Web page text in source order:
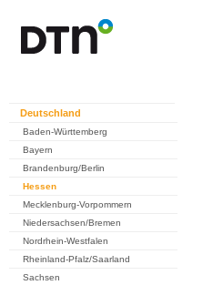
Deutschland
Baden-Württemberg
Bayern
Brandenburg/Berlin
Hessen
Mecklenburg-Vorpommern
Niedersachsen/Bremen
Nordrhein-Westfalen
Rheinland-Pfalz/Saarland
Sachsen